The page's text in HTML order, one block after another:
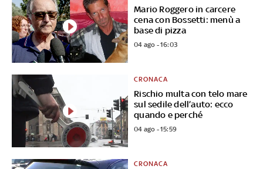
Mario Roggero in carcere
cena con Bossetti: menù a
base di pizza
04 ago - 16:03
Rischio multa con telo mare
sul sedile dell’auto: ecco
quando e perché
CRONACA
04 ago - 15:59
CRONACA